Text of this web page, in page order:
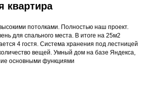
квартира
потолками. Полностью наш проект.
для спального места. В итоге на 25м2
4 гостя. Система хранения под лестницей
вещей. Умный дом на базе Яндекса,
основными функциями